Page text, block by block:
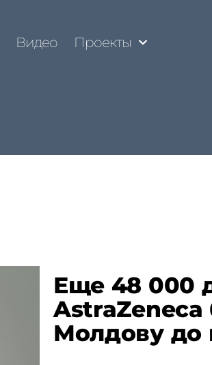
Видео Проекты
Еще 48 000
AstraZeneca
Молдову до